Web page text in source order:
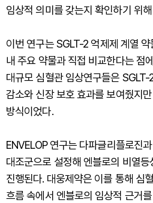
임상적 의미를 갖는지 확인하기 위
이번 연구는 SGLT-2 억제제 계열
내 주요 약물과 직접 비교한다는 점
대규모 심혈관 임상연구들은
감소와 신장 보호 효과를 보여줬지
방식이었다.
ENVELOP 연구는 다파글리플로진
대조군으로 설정해 엔블로의 비열
진행된다. 대웅제약은 이를 통해 심혈
흐름 속에서 엔블로의 임상적 근거